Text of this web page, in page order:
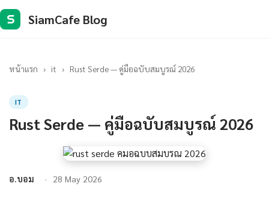
S SiamCafe Blog
หน้าแรก › it › Rust Serde — คู่มือฉบับสมบูรณ์ 2026
IT
Rust Serde — คู่มือฉบับสมบูรณ์ 2026
อ.บอม 28 May 2026